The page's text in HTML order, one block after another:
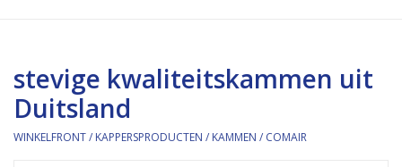
Kaaral
360
stevige kwaliteitskammen uit
Duitsland
WINKELFRONT/ KAPPERSPRODUCTEN / KAMMEN / COMAIR